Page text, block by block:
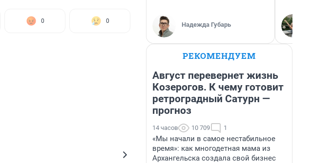
0 0 Надежда Губарь
РЕКОМЕНДУЕМ
Август перевернет жизнь
Козерогов. К чему готовит
ретроградный Сатурн —
прогноз
14 часов 10 709 1
«Мы начали в самое нестабильное
время»: как многодетная мама из
Архангельска создала свой бизнес